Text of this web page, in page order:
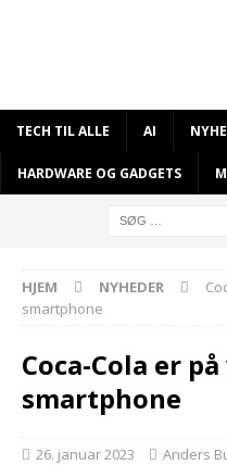
TECH TIL ALLE AI
HARDWARE OG GADGETS
HJEM NYHEDER
smartphone
Coca-Cola er
smartphone
26. januar 2023 Anders